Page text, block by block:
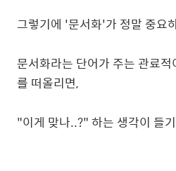
그렇기에 '문서화'가 정말 중요
문서화라는 단어가 주는 관료
를 떠올리면,
"이게 맞나..?" 하는 생각이 들